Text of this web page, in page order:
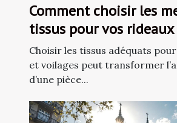
Comment choisir les
tissus pour vos
voilages ?
Choisir les tissus adéquats
et voilages peut transformer
d’une pièce...